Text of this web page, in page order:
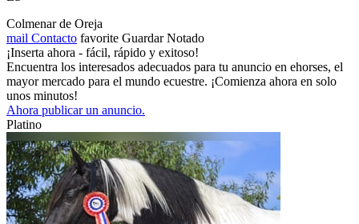
Colmenar de Oreja
mail Contacto favorite Guardar Notado
¡Inserta ahora - fácil, rápido y exitoso!
Encuentra los interesados adecuados para tu anuncio en ehorses, el
mayor mercado para el mundo ecuestre. ¡Comienza ahora en solo
unos minutos!
Ahora publicar un anuncio.
Platino